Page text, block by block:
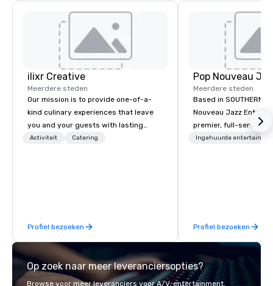
ilixr Creative
Meerdere steden
Our mission is to provide one-of-a-
kind culinary experiences that leave
you and your guests with lasting
memories and satiated palates. Every
catering industry.
Activiteit Catering
Profiel bezoeken
Meerdere steden
Based in SOUTHERN
Nouveau Jazz
premier, full-service
entertainment
enthusiasm after every
makes our approach
audience hears a
Spears, Bruno Mars,
Ingehuurde
Profiel bezoeken
Op zoek naar meer leveranciersopties?
Browse voor meer leveranciers voor A/V, entertainment,